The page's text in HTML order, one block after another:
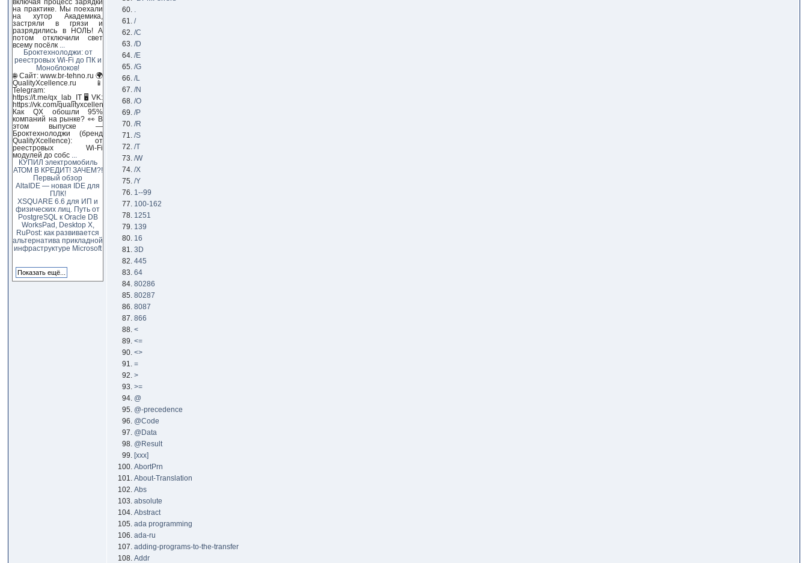
на практике. Мы поехали
на хутор Академика,
застряли в грязи и
разрядились в НОЛЬ! А
потом отключили свет
всему посёлк
Броктехнолоджи: от
реестровых Wi-Fi до ПК и
Моноблоков!
🌐 Сайт: www.br-tehno.ru 🌍
QualityXcellence.ru 📱
Telegram:
https://t.me/qx_lab_IT 🖥 VK:
https://vk.com/qualityxcellenc
Как QX обошли 95%
компаний на рынке? 👀 В
этом выпуске —
Броктехнолоджи (бренд
QualityXcellence): от
реестровых Wi-Fi
модулей до собс
КУПИЛ электромобиль
АТОМ В КРЕДИТ! ЗАЧЕМ?!
Первый обзор
AltaIDE — новая IDE для
ПЛК!
XSQUARE 6.6 для ИП и
физических лиц. Путь от
PostgreSQL к Oracle DB
WorksPad, Desktop X,
RuPost: как развивается
альтернатива прикладной
инфраструктуре Microsoft
.
/
/C
/D
/E
/G
/L
/N
/O
/P
/R
/S
/T
/W
/X
/Y
1--99
100-162
1251
139
16
3D
445
64
80286
80287
8087
866
<
<=
<>
=
>
>=
@
@-precedence
@Code
@Data
@Result
[xxx]
AbortPrn
About-Translation
Abs
absolute
Abstract
ada programming
ada-ru
adding-programs-to-the-transfer
Addr